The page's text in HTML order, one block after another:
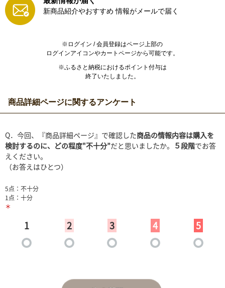
新商品紹介やおすすめ 情報がメールで届く
※ログイン / 会員登録はページ上部の
ログインアイコンやカートページから可能です。
※ふるさと納税におけるポイント付与は
終了いたしました。
商品詳細ページに関するアンケート